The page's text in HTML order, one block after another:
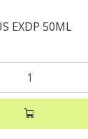
EXDP 50ML